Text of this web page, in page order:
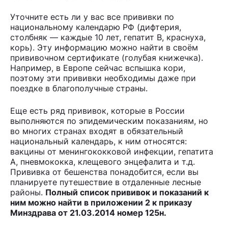
Уточните есть ли у вас все прививки по
национальному календарю РФ (дифтерия,
столбняк — каждые 10 лет, гепатит В, краснуха,
корь). Эту информацию можно найти в своём
прививочном сертификате (голубая книжечка).
Например, в Европе сейчас вспышка кори,
поэтому эти прививки необходимы даже при
поездке в благополучные страны.
Еще есть ряд прививок, которые в России
выполняются по эпидемическим показаниям, но
во многих странах входят в обязательный
национальный календарь, к ним относятся:
вакцины от менингококковой инфекции, гепатита
А, пневмококка, клещевого энцефалита и т.д.
Прививка от бешенства понадобится, если вы
планируете путешествие в отдаленные лесные
районы. Полный список прививок и показаний к
ним можно найти в приложении 2 к приказу
Минздрава от 21.03.2014 номер 125н.